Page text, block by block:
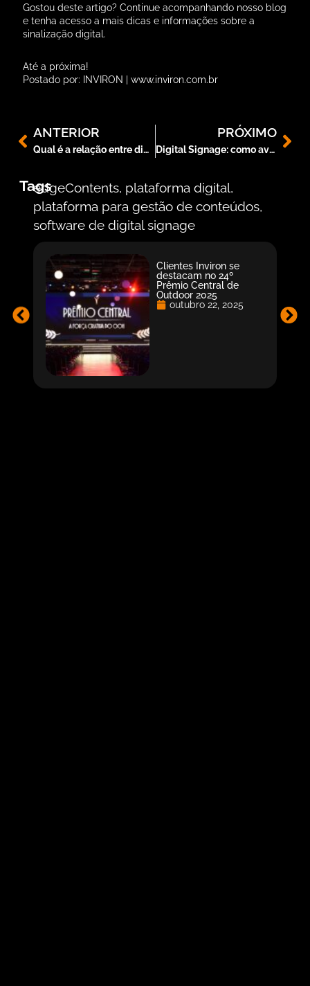
Gostou deste artigo? Continue acompanhando nosso blog
e tenha acesso a mais dicas e informações sobre a
sinalização digital.
Até a próxima!
Postado por: INVIRON | www.inviron.com.br
ANTERIOR
Qual é a relação entre digital signage e a Internet das Coisas?
PRÓXIMO
Digital Signage: como avaliar a qualidade?
Tags
edgeContents, plataforma digital,
plataforma para gestão de conteúdos,
software de digital signage
Clientes Inviron se
destacam no 24º
Prêmio Central de
Outdoor 2025
outubro 22, 2025